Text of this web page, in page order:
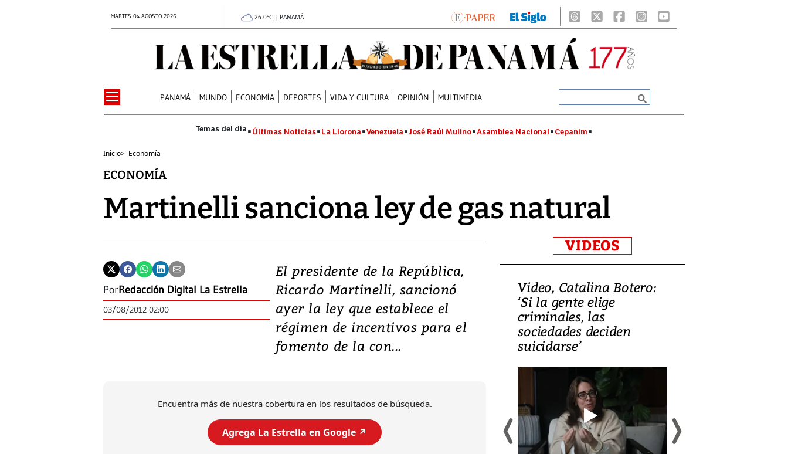
MARTES 04 AGOSTO 2026 26.0°C | PANAMÁ
PANAMÁ MUNDO ECONOMÍA DEPORTES VIDA Y CULTURA OPINIÓN MULTIMEDIA
Últimas Noticias La Llorona Venezuela José Raúl Mulino Asamblea Nacional Cepanim
Inicio> Economía
ECONOMÍA
Martinelli sanciona ley de gas natural
PorRedacción Digital La Estrella
03/08/2012 02:00
El presidente de la República,
Ricardo Martinelli, sancionó
ayer la ley que establece el
régimen de incentivos para el
fomento de la con...
Encuentra más de nuestra cobertura en los resultados de búsqueda.
Agrega La Estrella en Google ↗️
VIDEOS
Video, Japón: Terremoto
deja heridos y graves
daños en Kumamoto
Video, Catalina Botero:
‘Si la gente elige
criminales, las
sociedades deciden
suicidarse’